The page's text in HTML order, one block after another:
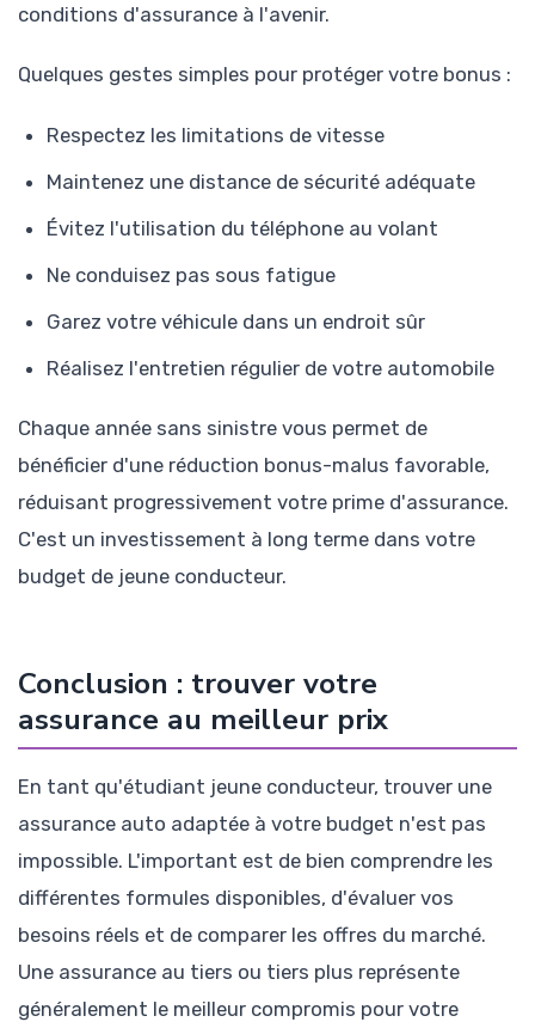
conditions d'assurance à l'avenir.
Quelques gestes simples pour protéger votre bonus :
Respectez les limitations de vitesse
Maintenez une distance de sécurité adéquate
Évitez l'utilisation du téléphone au volant
Ne conduisez pas sous fatigue
Garez votre véhicule dans un endroit sûr
Réalisez l'entretien régulier de votre automobile
Chaque année sans sinistre vous permet de
bénéficier d'une réduction bonus-malus favorable,
réduisant progressivement votre prime d'assurance.
C'est un investissement à long terme dans votre
budget de jeune conducteur.
Conclusion : trouver votre
assurance au meilleur prix
En tant qu'étudiant jeune conducteur, trouver une
assurance auto adaptée à votre budget n'est pas
impossible. L'important est de bien comprendre les
différentes formules disponibles, d'évaluer vos
besoins réels et de comparer les offres du marché.
Une assurance au tiers ou tiers plus représente
généralement le meilleur compromis pour votre